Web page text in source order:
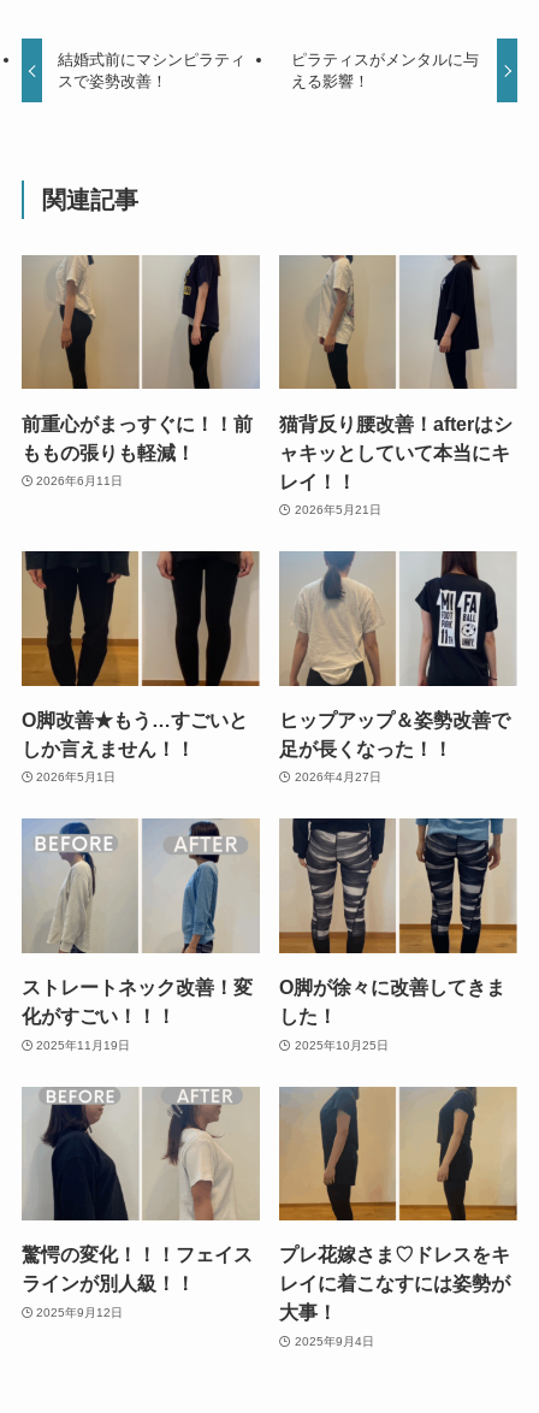
結婚式前にマシンピラティ
スで姿勢改善！
ピラティスがメンタルに与
える影響！
関連記事
前重心がまっすぐに！！前
ももの張りも軽減！
2026年6月11日
猫背反り腰改善！afterはシ
ャキッとしていて本当にキ
レイ！！
2026年5月21日
O脚改善★もう…すごいと
しか言えません！！
2026年5月1日
ヒップアップ＆姿勢改善で
足が長くなった！！
2026年4月27日
ストレートネック改善！変
化がすごい！！！
2025年11月19日
O脚が徐々に改善してきま
した！
2025年10月25日
驚愕の変化！！！フェイス
ラインが別人級！！
2025年9月12日
プレ花嫁さま♡ドレスをキ
レイに着こなすには姿勢が
大事！
2025年9月4日